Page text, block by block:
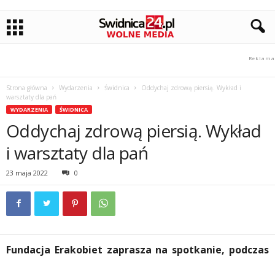
Strona główna Wydarzenia Świdnica
Oddychaj zdrową piersią. Wykład i
warsztaty dla pań
WYDARZENIA ŚWIDNICA
Oddychaj zdrową piersią. Wykład
i warsztaty dla pań
23 maja 2022 0
Fundacja Erakobiet zaprasza na spotkanie, podczas